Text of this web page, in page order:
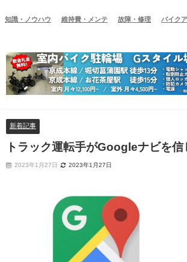
知識・ノウハウ 維持費・メンテ 故障・修理 バイク
新着記事
トラック運転手がGoogleナビを信
2023年1月27日 2023年1月27日